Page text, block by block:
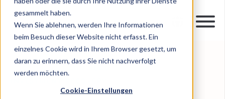
gesammelt haben.
Wenn Sie ablehnen, werden Ihre Informationen
beim Besuch dieser Website nicht erfasst. Ein
einzelnes Cookie wird in Ihrem Browser gesetzt, um
daran zu erinnern, dass Sie nicht nachverfolgt
werden möchten.
Cookie-Einstellungen
1 MIN READ